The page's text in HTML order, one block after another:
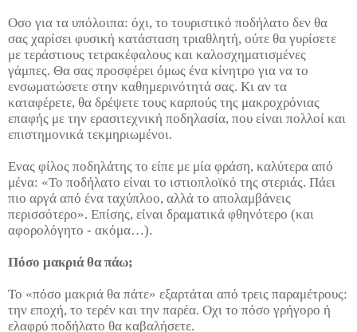
Οσο για τα υπόλοιπα: όχι, το τουριστικό ποδήλατο δεν θα
σας χαρίσει φυσική κατάσταση τριαθλητή, ούτε θα γυρίσετε
με τεράστιους τετρακέφαλους και καλοσχηματισμένες
γάμπες. Θα σας προσφέρει όμως ένα κίνητρο για να το
ενσωματώσετε στην καθημερινότητά σας. Κι αν τα
καταφέρετε, θα δρέψετε τους καρπούς της μακροχρόνιας
επαφής με την ερασιτεχνική ποδηλασία, που είναι πολλοί και
επιστημονικά τεκμηριωμένοι.
Ενας φίλος ποδηλάτης το είπε με μία φράση, καλύτερα από
μένα: «Το ποδήλατο είναι το ιστιοπλοϊκό της στεριάς. Πάει
πιο αργά από ένα ταχύπλοο, αλλά το απολαμβάνεις
περισσότερο». Επίσης, είναι δραματικά φθηνότερο (και
αφορολόγητο - ακόμα…).
Πόσο μακριά θα πάω;
Το «πόσο μακριά θα πάτε» εξαρτάται από τρεις παραμέτρους:
την εποχή, το τερέν και την παρέα. Οχι το πόσο γρήγορο ή
ελαφρύ ποδήλατο θα καβαλήσετε.